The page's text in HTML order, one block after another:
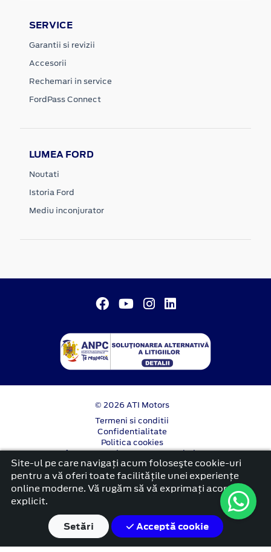
SERVICE
Garantii si revizii
Accesorii
Rechemari in service
FordPass Connect
LUMEA FORD
Noutati
Istoria Ford
Mediu inconjurator
© 2026 ATI Motors
Termeni si conditii
Confidentialitate
Politica cookies
Anunț începere proiect ”PNRR. Fonduri pentru
România modernă și reformată”.
platformă dezvoltată de Workleto
Site-ul pe care navigați acum foloseşte cookie-uri
pentru a vă oferi toate facilitățile unei experiențe
online moderne. Vă rugăm să vă exprimați acordul
explicit.
Setări
Acceptă cookie